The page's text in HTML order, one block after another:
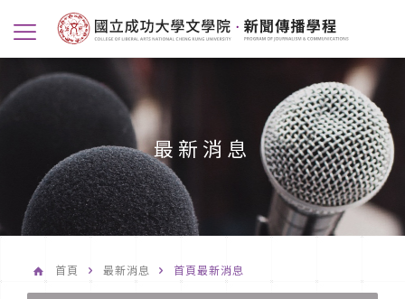
最新消息
首頁 最新消息 首頁最新消息